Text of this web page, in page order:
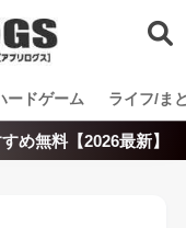
ードゲーム ライフ/ま
め無料【2026最新】